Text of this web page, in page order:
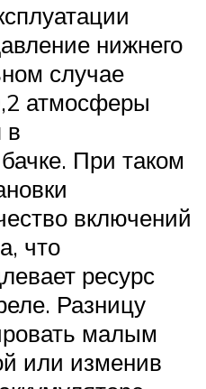
нижнего
случае
атмосферы
в
При таком
включений
что
ресурс
Разницу
малым
или изменив